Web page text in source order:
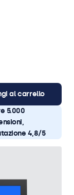
al carrello
5.000
4,8/5